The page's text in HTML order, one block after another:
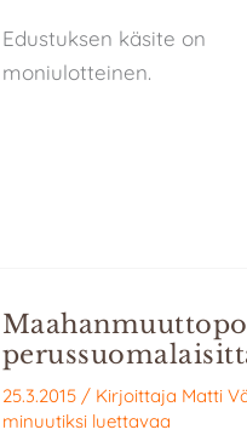
Edustuksen käsite on
moniulotteinen.
25.3.2015 / Kirjoittaja Matti
minuutiksi luettavaa